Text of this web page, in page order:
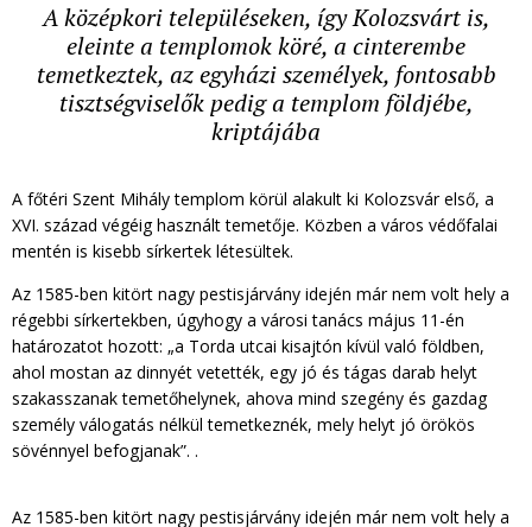
A középkori településeken, így Kolozsvárt is,
eleinte a templomok köré, a cinterembe
temetkeztek, az egyházi személyek, fontosabb
tisztségviselők pedig a templom földjébe,
kriptájába
A főtéri Szent Mihály templom körül alakult ki Kolozsvár első, a
XVI. század végéig használt temetője. Közben a város védőfalai
mentén is kisebb sírkertek létesültek.
Az 1585-ben kitört nagy pestisjárvány idején már nem volt hely a
régebbi sírkertekben, úgyhogy a városi tanács május 11-én
határozatot hozott: „a Torda utcai kisajtón kívül való földben,
ahol mostan az dinnyét vetették, egy jó és tágas darab helyt
szakasszanak temetőhelynek, ahova mind szegény és gazdag
személy válogatás nélkül temetkeznék, mely helyt jó örökös
sövénnyel befogjanak”. .
Az 1585-ben kitört nagy pestisjárvány idején már nem volt hely a